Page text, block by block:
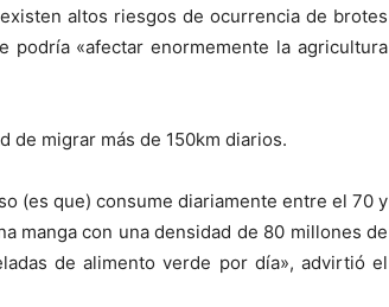
altos riesgos de ocurrencia de brotes
podría «afectar enormemente la agricultura
de migrar más de 150km diarios.
(es que) consume diariamente entre el 70 y
manga con una densidad de 80 millones de
de alimento verde por día», advirtió el